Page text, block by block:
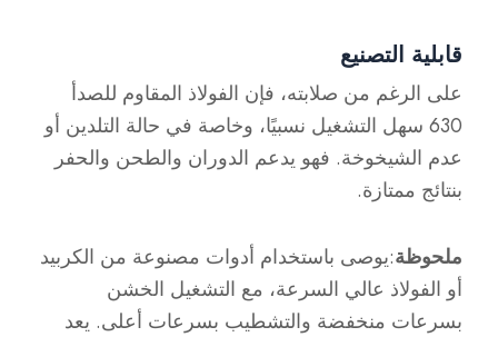
قابلية التصنيع
على الرغم من صلابته، فإن الفولاذ المقاوم للصدأ
630 سهل التشغيل نسبيًا، وخاصة في حالة التلدين أو
عدم الشيخوخة. فهو يدعم الدوران والطحن والحفر
بنتائج ممتازة.
ملحوظة:يوصى باستخدام أدوات مصنوعة من الكربيد
أو الفولاذ عالي السرعة، مع التشغيل الخشن
بسرعات منخفضة والتشطيب بسرعات أعلى. يعد